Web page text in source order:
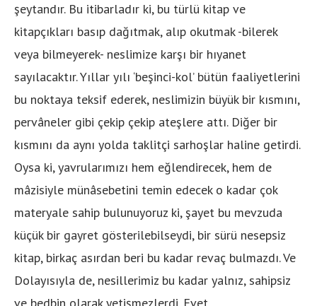
şeytandır. Bu itibarladır ki, bu türlü kitap ve
kitapçıkları basıp dağıtmak, alıp okutmak -bilerek
veya bilmeyerek- neslimize karşı bir hıyanet
sayılacaktır. Yıllar yılı ‘beşinci-kol’ bütün faaliyetlerini
bu noktaya teksif ederek, neslimizin büyük bir kısmını,
pervâneler gibi çekip çekip ateşlere attı. Diğer bir
kısmını da aynı yolda taklitçi sarhoşlar haline getirdi.
Oysa ki, yavrularımızı hem eğlendirecek, hem de
mâzisiyle münâsebetini temin edecek o kadar çok
materyale sahip bulunuyoruz ki, şayet bu mevzuda
küçük bir gayret gösterilebilseydi, bir sürü nesepsiz
kitap, birkaç asırdan beri bu kadar revaç bulmazdı. Ve
Dolayısıyla de, nesillerimiz bu kadar yalnız, sahipsiz